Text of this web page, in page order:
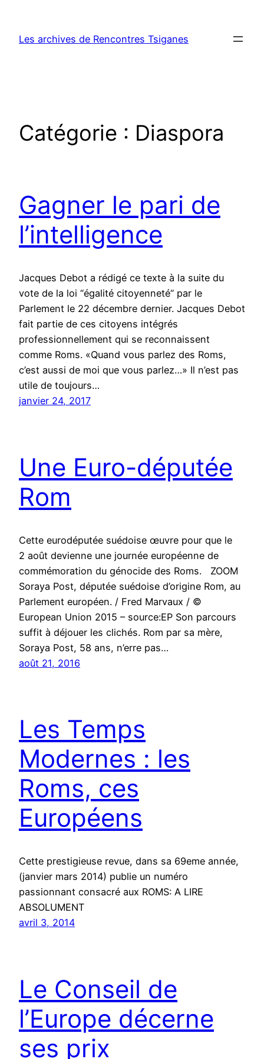
contenu
Les archives de Rencontres Tsiganes
Catégorie : Diaspora
Gagner le pari de
l’intelligence
Jacques Debot a rédigé ce texte à la suite du
vote de la loi “égalité citoyenneté“ par le
Parlement le 22 décembre dernier. Jacques Debot
fait partie de ces citoyens intégrés
professionnellement qui se reconnaissent
comme Roms. «Quand vous parlez des Roms,
c’est aussi de moi que vous parlez…» Il n’est pas
utile de toujours…
janvier 24, 2017
Une Euro-députée
Rom
Cette eurodéputée suédoise œuvre pour que le
2 août devienne une journée européenne de
commémoration du génocide des Roms. ZOOM
Soraya Post, députée suédoise d’origine Rom, au
Parlement européen. / Fred Marvaux / ©
European Union 2015 – source:EP Son parcours
suffit à déjouer les clichés. Rom par sa mère,
Soraya Post, 58 ans, n’erre pas…
août 21, 2016
Les Temps
Modernes : les
Roms, ces
Européens
Cette prestigieuse revue, dans sa 69eme année,
(janvier mars 2014) publie un numéro
passionnant consacré aux ROMS: A LIRE
ABSOLUMENT
avril 3, 2014
Le Conseil de
l’Europe décerne
ses prix